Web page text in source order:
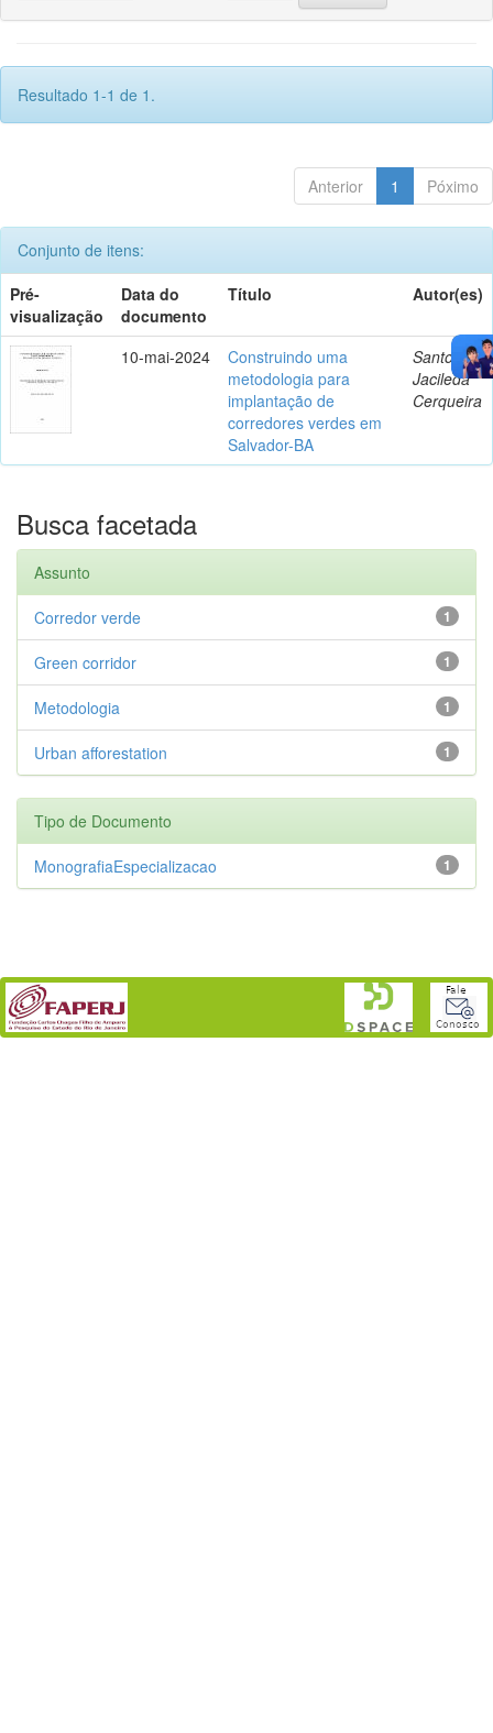
Resultado 1-1 de 1.
Anterior 1 Póximo
Conjunto de itens:
Pré-
visualização
Data do
documento
Título Autor(es)
10-mai-2024
Construindo uma
metodologia para
implantação de
corredores verdes em
Salvador-BA
Santos,
Jacileda
Cerqueira
Busca facetada
Assunto
1
Corredor verde
1
Green corridor
1
Metodologia
1
Urban afforestation
Tipo de Documento
1
MonografiaEspecializacao